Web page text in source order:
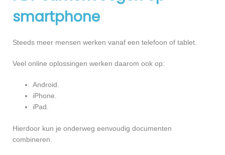
smartphone
Steeds meer mensen werken vanaf een telefoon of tablet.
Veel online oplossingen werken daarom ook op:
Android.
iPhone.
iPad.
Hierdoor kun je onderweg eenvoudig documenten
combineren.